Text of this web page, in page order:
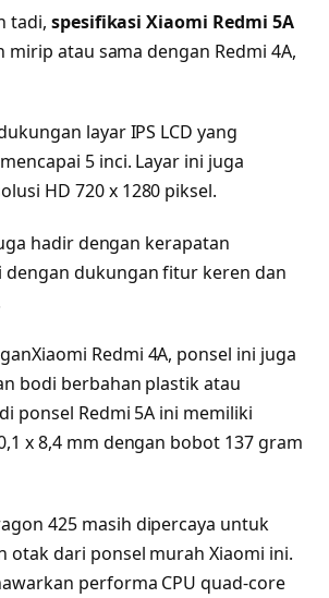
tadi, spesifikasi Xiaomi Redmi 5A
mirip atau sama dengan Redmi 4A,
layar IPS LCD yang
5 inci. Layar ini juga
HD 720 x 1280 piksel.
hadir dengan kerapatan
dengan dukungan fitur keren dan
Redmi 4A, ponsel ini juga
bodi berbahan plastik atau
ponsel Redmi 5A ini memiliki
x 8,4 mm dengan bobot 137 gram
425 masih dipercaya untuk
otak dari ponsel murah Xiaomi ini.
performa CPU quad-core